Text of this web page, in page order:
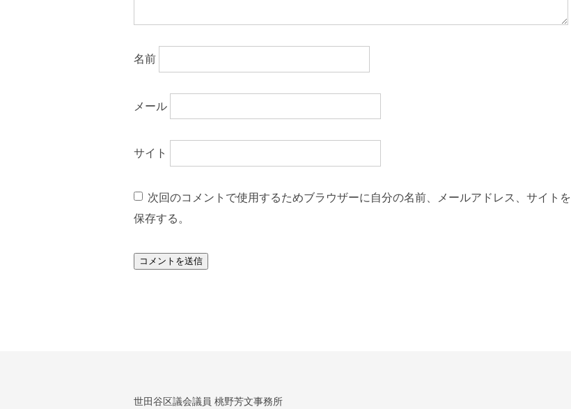
名前
メール
サイト
次回のコメントで使用するためブラウザーに自分の名前、メールアドレス、サイトを
保存する。
世田谷区議会議員 桃野芳文事務所